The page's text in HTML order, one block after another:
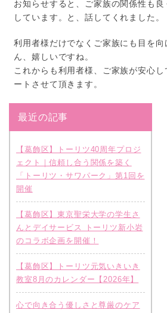
お知らせすると、ご家族の関係性も
しています。と、話してくれました。
利用者様だけでなくご家族にも目を向
ん、嬉しいですね。
これからも利用者様、ご家族が安心
ートさせて頂きます。
最近の記事
【葛飾区】トーリツ40周年プロジ
ェクト｜信頼し合う関係を築く
「トーリツ・サワパーク」第1回を
開催
【葛飾区】東京聖栄大学の学生さ
んとデイサービス トーリツ新小岩
のコラボ企画を開催！
【葛飾区】トーリツ元気いきいき
教室8月のカレンダー【2026年】
心で向き合う優しさと尊厳のケア